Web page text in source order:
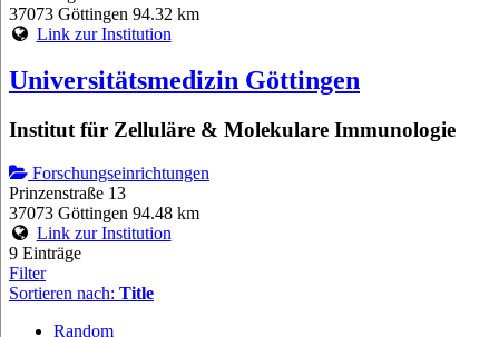
37073 Göttingen 94.32 km
Link zur Institution
Universitätsmedizin Göttingen
Institut für Zelluläre & Molekulare Immunologie
Forschungseinrichtungen
Prinzenstraße 13
37073 Göttingen 94.48 km
Link zur Institution
9 Einträge
Filter
Sortieren nach: Title
Random